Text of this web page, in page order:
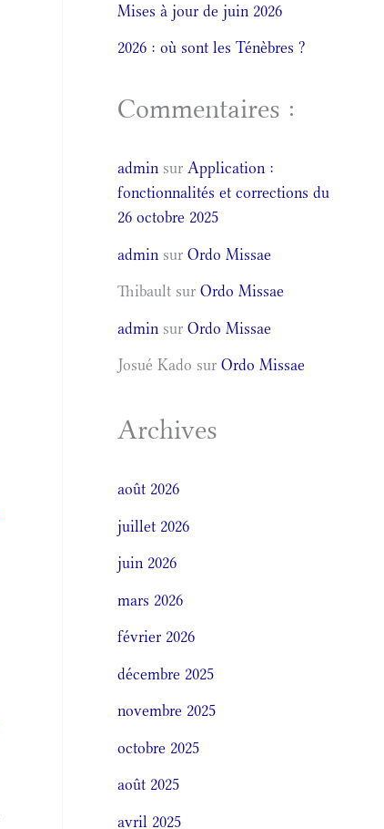
Mises à jour de juin 2026
2026 : où sont les Ténèbres ?
Commentaires :
admin surApplication :
fonctionnalités et corrections du
26 octobre 2025
admin surOrdo Missae
Thibault surOrdo Missae
admin surOrdo Missae
Josué Kado surOrdo Missae
Archives
août 2026
juillet 2026
juin 2026
mars 2026
février 2026
décembre 2025
novembre 2025
octobre 2025
août 2025
avril 2025